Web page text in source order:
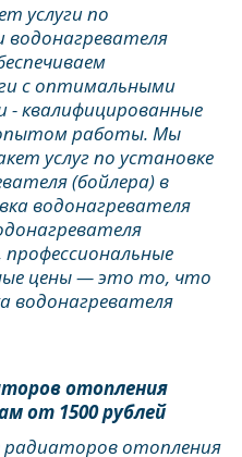
услуги по
водонагревателя
с оптимальными
квалифицированные
работы. Мы
услуг по установке
(бойлера) в
водонагревателя
профессиональные
цены — это то, что
водонагревателя
отопления
от 1500 рублей
радиаторов отопления